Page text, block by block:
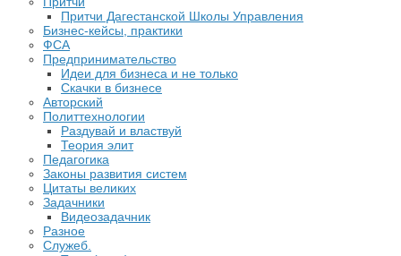
Притчи Дагестанской Школы Управления
Бизнес-кейсы, практики
ФСА
Предпринимательство
Идеи для бизнеса и не только
Скачки в бизнесе
Авторский
Политтехнологии
Раздувай и властвуй
Теория элит
​Педагогика
Законы развития систем
Цитаты великих
Задачники
Видеозадачник
Разное
Служеб.